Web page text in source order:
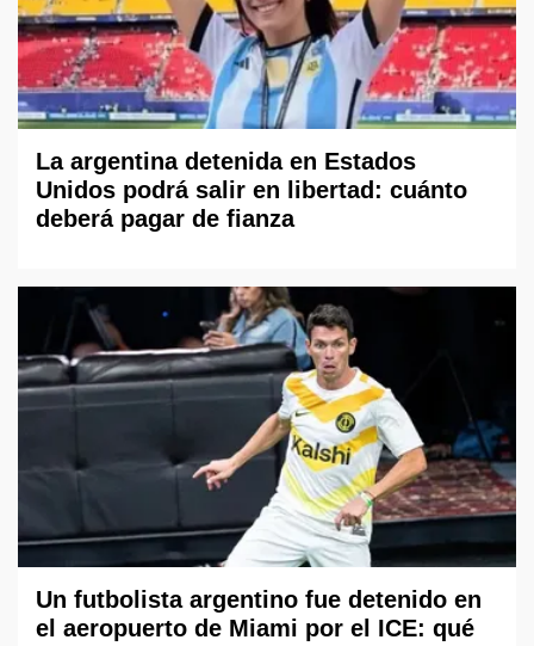
La argentina detenida en Estados
Unidos podrá salir en libertad: cuánto
deberá pagar de fianza
Un futbolista argentino fue detenido en
el aeropuerto de Miami por el ICE: qué